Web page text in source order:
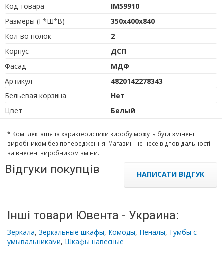
Код товара
IM59910
Размеры (Г*Ш*В)
350х400х840
Кол-во полок
2
Корпус
ДСП
Фасад
МДФ
Артикул
4820142278343
Бельевая корзина
Нет
Цвет
Белый
* Комплектація та характеристики виробу можуть бути змінені
виробником без попередження. Магазин не несе відповідальності
за внесені виробником зміни.
Відгуки покупців НАПИСАТИ ВІДГУК
Інші товари Ювента - Украина:
Зеркала, Зеркальные шкафы, Комоды, Пеналы, Тумбы с
умывальниками, Шкафы навесные